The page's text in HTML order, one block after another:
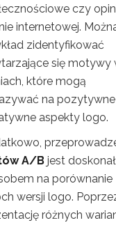
czy
internetowej.
zidentyfikować
się motywy
które mogą
na
aspekty logo.
A/B jest
na porównanie
wersji logo.
różnych